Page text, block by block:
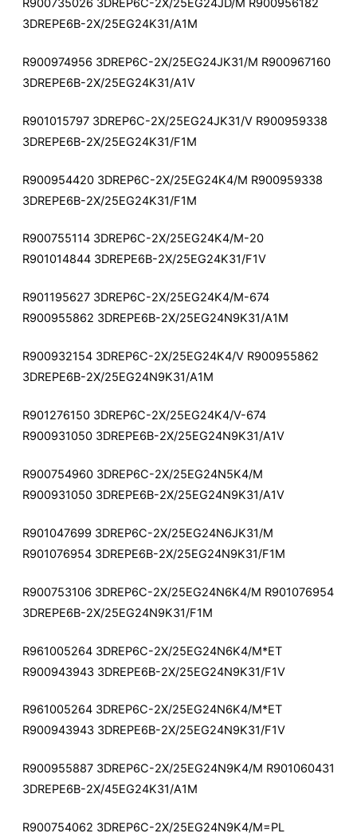
R900735026 3DREP6C-2X/25EG24JD/M R900956182
3DREPE6B-2X/25EG24K31/A1M
R900974956 3DREP6C-2X/25EG24JK31/M R900967160
3DREPE6B-2X/25EG24K31/A1V
R901015797 3DREP6C-2X/25EG24JK31/V R900959338
3DREPE6B-2X/25EG24K31/F1M
R900954420 3DREP6C-2X/25EG24K4/M R900959338
3DREPE6B-2X/25EG24K31/F1M
R900755114 3DREP6C-2X/25EG24K4/M-20
R901014844 3DREPE6B-2X/25EG24K31/F1V
R901195627 3DREP6C-2X/25EG24K4/M-674
R900955862 3DREPE6B-2X/25EG24N9K31/A1M
R900932154 3DREP6C-2X/25EG24K4/V R900955862
3DREPE6B-2X/25EG24N9K31/A1M
R901276150 3DREP6C-2X/25EG24K4/V-674
R900931050 3DREPE6B-2X/25EG24N9K31/A1V
R900754960 3DREP6C-2X/25EG24N5K4/M
R900931050 3DREPE6B-2X/25EG24N9K31/A1V
R901047699 3DREP6C-2X/25EG24N6JK31/M
R901076954 3DREPE6B-2X/25EG24N9K31/F1M
R900753106 3DREP6C-2X/25EG24N6K4/M R901076954
3DREPE6B-2X/25EG24N9K31/F1M
R961005264 3DREP6C-2X/25EG24N6K4/M*ET
R900943943 3DREPE6B-2X/25EG24N9K31/F1V
R961005264 3DREP6C-2X/25EG24N6K4/M*ET
R900943943 3DREPE6B-2X/25EG24N9K31/F1V
R900955887 3DREP6C-2X/25EG24N9K4/M R901060431
3DREPE6B-2X/45EG24K31/A1M
R900754062 3DREP6C-2X/25EG24N9K4/M=PL